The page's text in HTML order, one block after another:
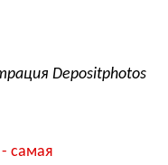
Depositphotos
самая